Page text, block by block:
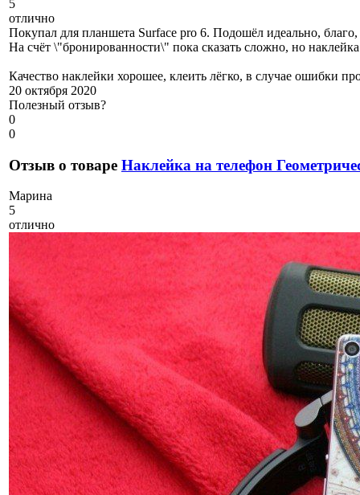
5
отлично
Покупал для планшета Surface pro 6. Подошёл идеально,
На счёт \"бронированности\" пока сказать сложно, но
Качество наклейки хорошее, клеить лёгко, в случае ошибки
20 октября 2020
Полезный отзыв?
0
0
Отзыв о товаре Наклейка на телефон
Марина
5
отлично